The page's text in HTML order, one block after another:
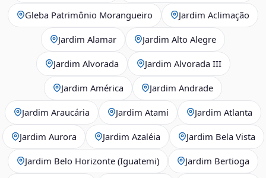
Gleba Patrimônio Morangueiro Jardim Aclimação
Jardim Alamar Jardim Alto Alegre
Jardim Alvorada Jardim Alvorada III
Jardim América Jardim Andrade
Jardim Araucária Jardim Atami Jardim Atlanta
Jardim Aurora Jardim Azaléia Jardim Bela Vista
Jardim Belo Horizonte (Iguatemi) Jardim Bertioga